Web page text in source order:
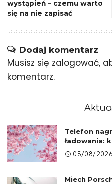
wystąpień – czemu warto
się na nie zapisać
Dodaj komentarz
Musisz się zalogować,
komentarz.
Telefon
ładowania:
05/08/2026
Miech